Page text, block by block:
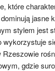
które
jasne
stylem jest
gdzie